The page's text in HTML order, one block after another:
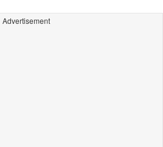
Advertisement